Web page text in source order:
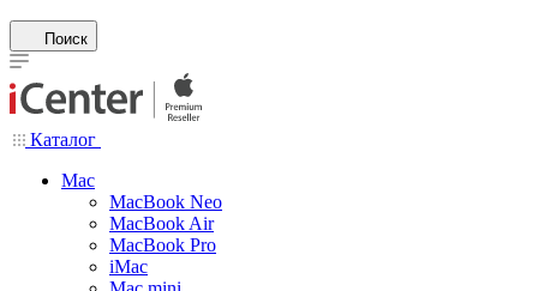
Поиск
Каталог
Mac
MacBook Neo
MacBook Air
MacBook Pro
iMac